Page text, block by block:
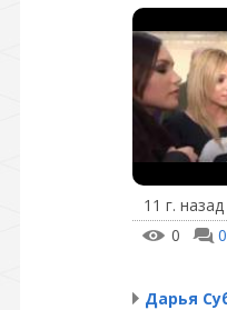
11 г. назад
0
0